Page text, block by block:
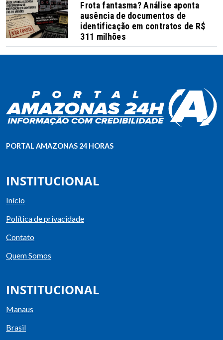
Frota fantasma? Análise aponta
ausência de documentos de
identificação em contratos de R$
311 milhões
PORTAL AMAZONAS 24 HORAS
INSTITUCIONAL
Início
Política de privacidade
Contato
Quem Somos
INSTITUCIONAL
Manaus
Brasil